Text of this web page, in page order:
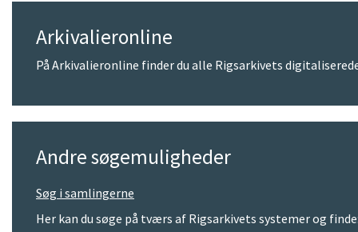
Arkivalieronline
På Arkivalieronline finder du alle Rigsarkivets
Andre søgemuligheder
Søg i samlingerne
Her kan du søge på tværs af Rigsarkivets systemer og